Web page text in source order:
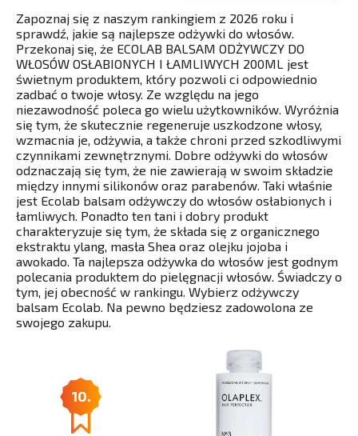
Zapoznaj się z naszym rankingiem z 2026 roku i
sprawdź, jakie są najlepsze odżywki do włosów.
Przekonaj się, że ECOLAB BALSAM ODŻYWCZY DO
WŁOSÓW OSŁABIONYCH I ŁAMLIWYCH 200ML jest
świetnym produktem, który pozwoli ci odpowiednio
zadbać o twoje włosy. Ze względu na jego
niezawodność poleca go wielu użytkowników. Wyróżnia
się tym, że skutecznie regeneruje uszkodzone włosy,
wzmacnia je, odżywia, a także chroni przed szkodliwymi
czynnikami zewnętrznymi. Dobre odżywki do włosów
odznaczają się tym, że nie zawierają w swoim składzie
między innymi silikonów oraz parabenów. Taki właśnie
jest Ecolab balsam odżywczy do włosów osłabionych i
łamliwych. Ponadto ten tani i dobry produkt
charakteryzuje się tym, że składa się z organicznego
ekstraktu ylang, masła Shea oraz olejku jojoba i
awokado. Ta najlepsza odżywka do włosów jest godnym
polecania produktem do pielęgnacji włosów. Świadczy o
tym, jej obecność w rankingu. Wybierz odżywczy
balsam Ecolab. Na pewno będziesz zadowolona ze
swojego zakupu.
10.